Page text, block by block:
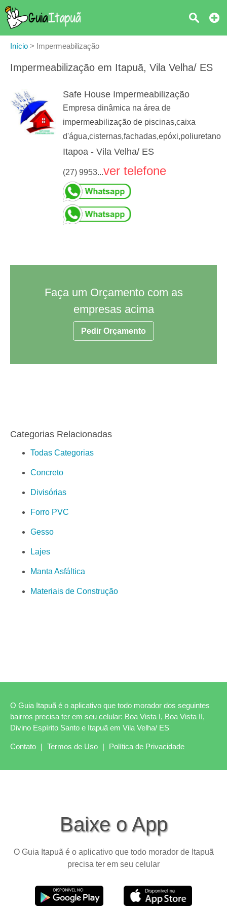
Início > Impermeabilização
Impermeabilização em Itapuã, Vila Velha/ ES
Safe House Impermeabilização
Empresa dinâmica na área de
impermeabilização de piscinas,caixa
d'água,cisternas,fachadas,epóxi,poliuretano
Itapoa - Vila Velha/ ES
(27) 9953...ver telefone
Faça um Orçamento com as
empresas acima
Pedir Orçamento
Categorias Relacionadas
Todas Categorias
Concreto
Divisórias
Forro PVC
Gesso
Lajes
Manta Asfáltica
Materiais de Construção
O Guia Itapuã é o aplicativo que todo morador dos seguintes
bairros precisa ter em seu celular: Boa Vista I, Boa Vista II,
Divino Espírito Santo e Itapuã em Vila Velha/ ES
Contato | Termos de Uso | Política de Privacidade
Baixe o App
O Guia Itapuã é o aplicativo que todo morador de Itapuã
precisa ter em seu celular